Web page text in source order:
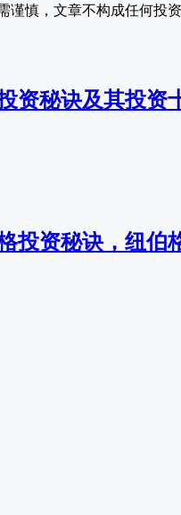
谨慎，文章不构成任何投
资秘诀及其投资
投资秘诀，纽伯